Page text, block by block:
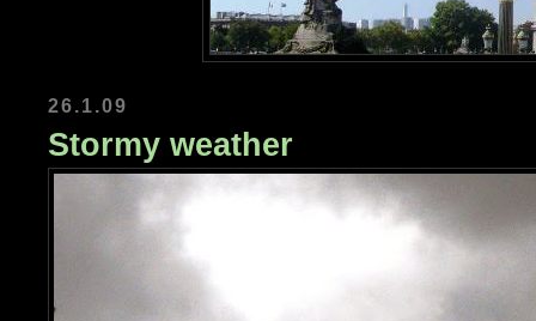
26.1.09
Stormy weather